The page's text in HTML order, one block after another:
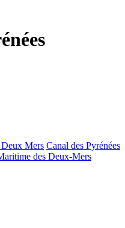
Deux Mers Canal des Pyrénées
des Deux-Mers